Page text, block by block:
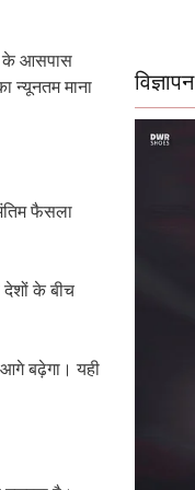
के आसपास
न्यूनतम माना
फैसला
देशों के बीच
आगे बढ़ेगा। यही
विज्ञापन